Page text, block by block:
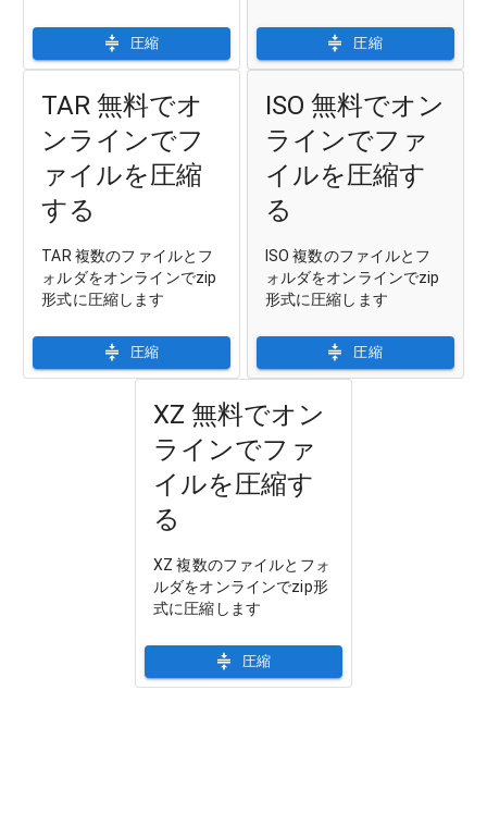
圧縮 圧縮
TAR 無料でオ
ンラインでフ
ァイルを圧縮
する
TAR 複数のファイルとフ
ォルダをオンラインでzip
形式に圧縮します
圧縮
ISO 無料でオン
ラインでファ
イルを圧縮す
る
ISO 複数のファイルとフ
ォルダをオンラインでzip
形式に圧縮します
圧縮
XZ 無料でオン
ラインでファ
イルを圧縮す
る
XZ 複数のファイルとフォ
ルダをオンラインでzip形
式に圧縮します
圧縮